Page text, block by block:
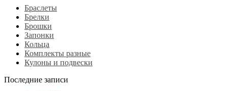
Браслеты
Брелки
Брошки
Запонки
Кольца
Комплекты разные
Кулоны и подвески
Последние записи